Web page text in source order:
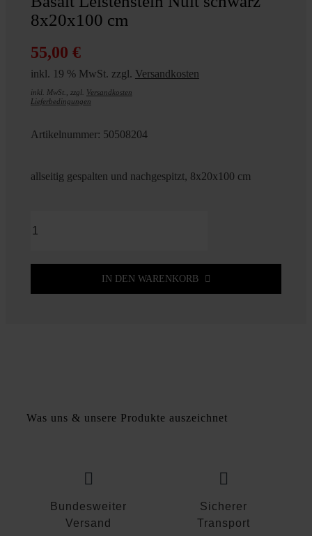
8x20x100 cm
55,00 €
inkl. 19 % MwSt. zzgl. Versandkosten
inkl. MwSt., zzgl. Versandkosten
Lieferbedingungen
Artikelnummer: 50508204
allseitig gespalten und nachgespitzt, 8x20x100 cm
8x20x100
IN DEN WARENKORB
Was uns & unsere Produkte auszeichnet
Bundesweiter
Versand
Sicherer
Transport